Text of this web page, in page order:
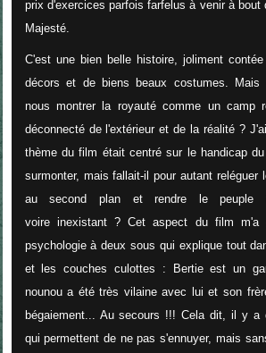
prix d'exercices parfois farfelus à venir à bout
Majesté.
C'est une bien belle histoire, joliment
décors et de biens beaux costumes. Mais
nous montrer la royauté comme un camp
déconnecté de l'extérieur et de la réalité ?
thème du film était centré sur le handicap
surmonter, mais fallait-il pour autant reléguer
au second plan et rendre le peuple
voire inexistant ? Cet aspect du film m'a
psychologie à deux sous qui explique tout
et les couches culottes : Bertie est un
nounou a été très vilaine avec lui et son
bégaiement... Au secours !!! Cela dit, il y a
qui permettent de ne pas s'ennuyer, mais